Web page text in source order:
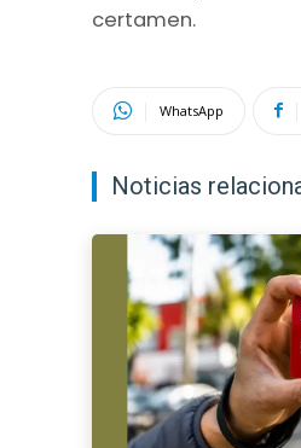
certamen.
WhatsApp
Noticias